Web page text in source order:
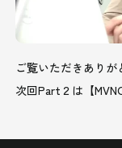
ご覧いただきありが
次回Part２は【